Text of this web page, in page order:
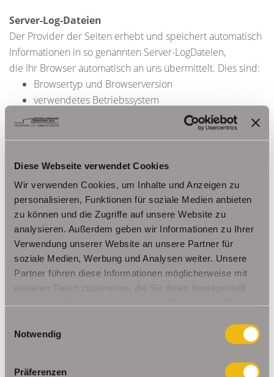
Diese Webseite verwendet Cookies
Wir verwenden Cookies, um Inhalte und Anzeigen zu
personalisieren, Funktionen für soziale Medien anbieten
zu können und die Zugriffe auf unsere Website zu
analysieren. Außerdem geben wir Informationen zu Ihrer
Verwendung unserer Website an unsere Partner für
soziale Medien, Werbung und Analysen weiter. Unsere
Partner führen diese Informationen möglicherweise mit
weiteren Daten zusammen, die Sie ihnen bereitgestellt
Notwendig
Präferenzen
Server-Log-Dateien
Der Provider der Seiten erhebt und speichert automatisch
Informationen in so genannten Server-LogDateien,
die Ihr Browser automatisch an uns übermittelt. Dies sind:
Browsertyp und Browserversion
verwendetes Betriebssystem
Referrer URL
Hostname des zugreifenden Rechners
IP-Adresse
Eine Zusammenführung dieser Daten mit anderen
Datenquellen wird nicht vorgenommen.
Grundlage für die Datenverarbeitung ist Art. 6 Abs. 1 lit.
b DSGVO, der die Verarbeitung von Daten zur Erfüllung
eines Vertrags oder vorvertraglicher Maßnahmen
gestattet.
lassen, werden Ihre Angaben aus dem Anfrageformular
inklusive der von Ihnen dort angegebenen Kontaktdaten
zwecks Bearbeitung der Anfrage und für den Fall von